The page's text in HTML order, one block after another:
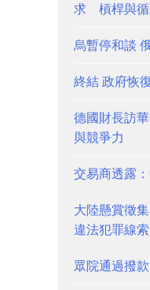
求 槓桿與循
烏暫停和談
終結 政府恢
德國財長訪
與競爭力
交易商透露
大陸懸賞徵
違法犯罪線索
眾院通過撥